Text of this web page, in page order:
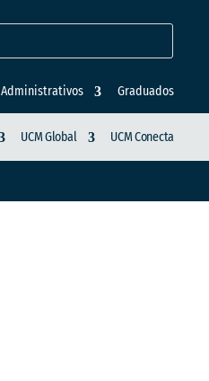
Administrativos Graduados
UCM Global UCM Conecta